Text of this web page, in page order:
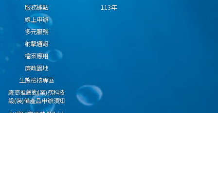
服務據點
線上申辦
多元服務
射擊通報
檔案應用
廉政園地
生態檢核專區
廠商推薦勤(業)務科技
設(裝)備產品申辦須知
因應國際情勢強化經
113年